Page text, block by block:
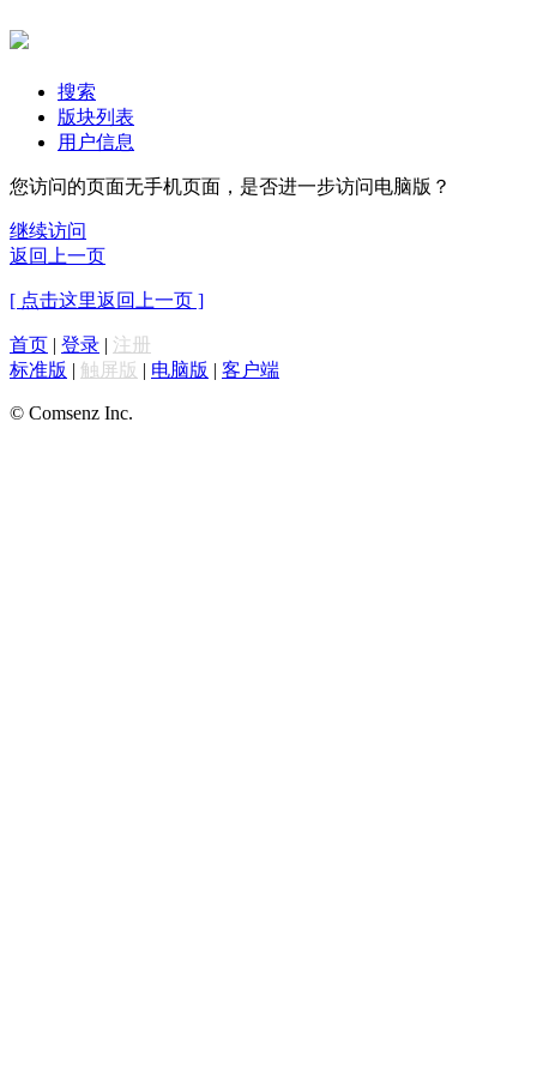
搜索
版块列表
用户信息
您访问的页面无手机页面，是否进一步访问电脑版？
继续访问
返回上一页
[ 点击这里返回上一页 ]
首页 | 登录 | 注册
标准版 | 触屏版 | 电脑版 | 客户端
© Comsenz Inc.